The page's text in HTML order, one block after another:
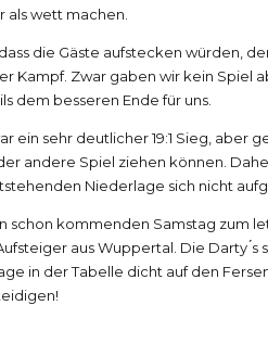
als wett machen.
die Gäste aufstecken würden,
Kampf. Zwar gaben wir kein Spiel
dem besseren Ende für uns.
ein sehr deutlicher 19:1 Sieg,
andere Spiel ziehen können.
Niederlage sich nicht
schon kommenden Samstag zum
aus Wuppertal. Die Darty ́s
in der Tabelle dicht auf den